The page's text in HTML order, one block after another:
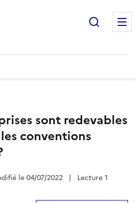
sont redevables
conventions
le 04/07/2022 |
Lecture 1